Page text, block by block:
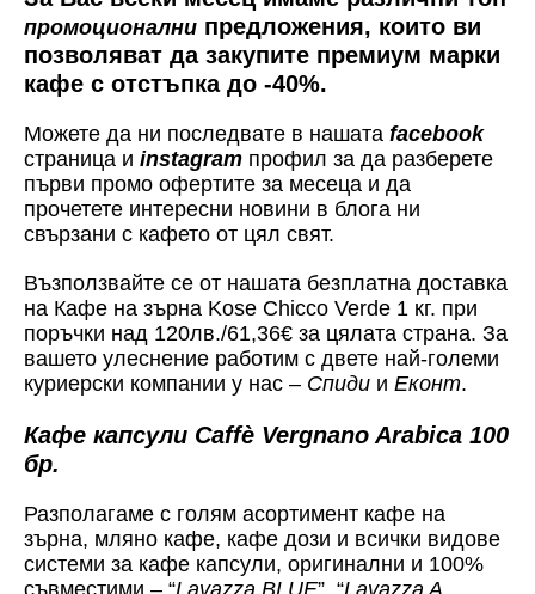
промоционални предложения, които ви
позволяват да закупите премиум марки
кафе с отстъпка до -40%.
Можете да ни последвате в нашата facebook
страница и instagram профил за да разберете
първи промо офертите за месеца и да
прочетете интересни новини в блога ни
свързани с кафето от цял свят.
Възползвайте се от нашата безплатна доставка
на Кафе на зърна Kose Chicco Verde 1 кг. при
поръчки над 120лв./61,36€ за цялата страна. За
вашето улеснение работим с двете най-големи
куриерски компании у нас – Спиди и Еконт.
Кафе капсули Caffè Vergnano Arabica 100
бр.
Разполагаме с голям асортимент кафе на
зърна, мляно кафе, кафе дози и всички видове
системи за кафе капсули, оригинални и 100%
съвместими – “Lavazza BLUE”, “Lavazza A